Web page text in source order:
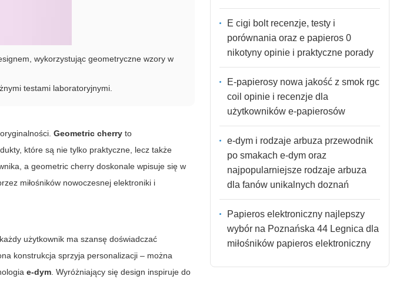
wykorzystując geometryczne wzory w
testami laboratoryjnymi.
Geometric cherry to
które są nie tylko praktyczne, lecz także
a geometric cherry doskonale wpisuje się w
miłośników nowoczesnej elektroniki i
użytkownik ma szansę doświadczać
konstrukcja sprzyja personalizacji – można
e-dym . Wyróżniający się design inspiruje do
E cigi bolt recenzje, testy i
porównania oraz e papieros 0
nikotyny opinie i praktyczne porady
E-papierosy nowa jakość z smok rgc
coil opinie i recenzje dla
użytkowników e-papierosów
e-dym i rodzaje arbuza przewodnik
po smakach e-dym oraz
najpopularniejsze rodzaje arbuza
dla fanów unikalnych doznań
Papieros elektroniczny najlepszy
wybór na Poznańska 44 Legnica dla
miłośników papieros elektroniczny